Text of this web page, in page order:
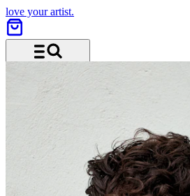
love your artist.